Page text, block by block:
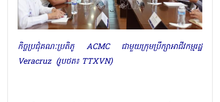
កិច្ចប្រជុំគណៈប្រតិភូ ACMC ជាមួយក្រុមប្រឹក្សាអាជីវកម្មរដ្ឋ
Veracruz (រូបថត៖ TTXVN)